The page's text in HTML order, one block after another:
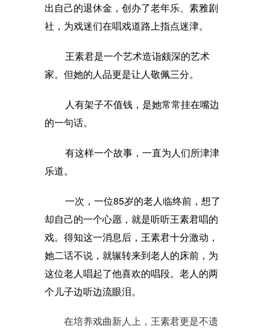
出自己的退休金，创办了老年乐、素雅剧
社，为戏迷们在唱戏道路上指点迷津。
王素君是一个艺术造诣颇深的艺术
家。但她的人品更是让人敬佩三分。
人有架子不值钱，是她常常挂在嘴边
的一句话。
有这样一个故事，一直为人们所津津
乐道。
一次，一位85岁的老人临终前，想了
却自己的一个心愿，就是听听王素君唱的
戏。得知这一消息后，王素君十分激动，
她二话不说，就辗转来到老人的床前，为
这位老人唱起了他喜欢的唱段。老人的两
个儿子边听边流眼泪。
在培养戏曲新人上，王素君更是不遗